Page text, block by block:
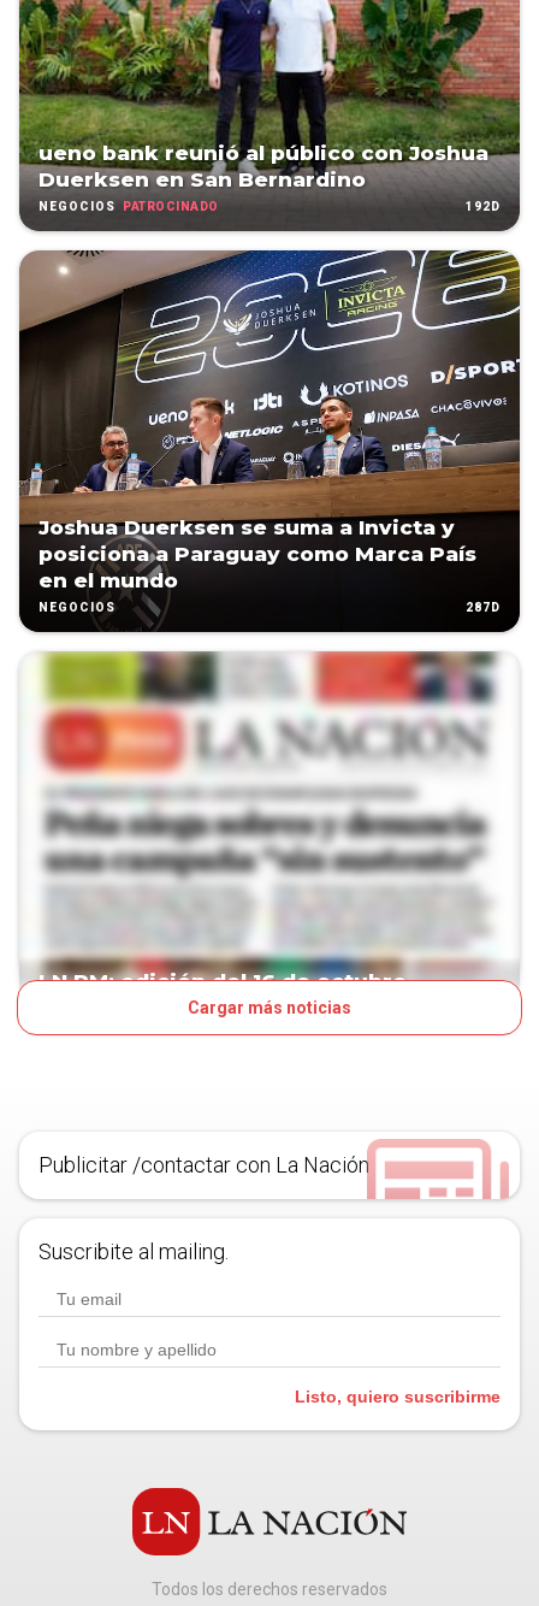
ueno bank reunió al público con Joshua
Duerksen en San Bernardino
NEGOCIOS PATROCINADO 192D
Joshua Duerksen se suma a Invicta y
posiciona a Paraguay como Marca País
en el mundo
NEGOCIOS 287D
LN PM: edición del 16 de octubre
Cargar más noticias
Publicitar /contactar con La Nación
Suscribite al mailing.
Listo, quiero suscribirme
Todos los derechos reservados